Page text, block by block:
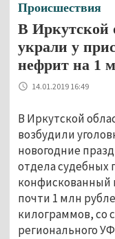
Происшествия
В Иркутской
украли у
нефрит на 1
14.01.2019 16:49
В Иркутской
возбудили
новогодние
отдела судебных
почти 1 млн
килограммов, со
регионального